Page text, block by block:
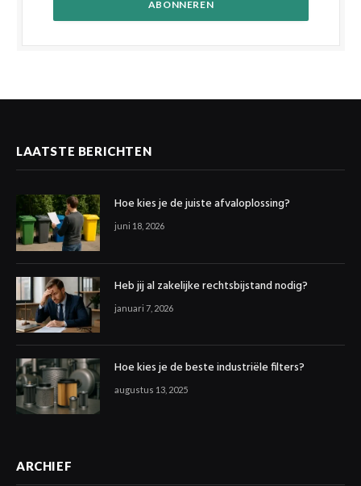
LAATSTE BERICHTEN
Hoe kies je de juiste afvaloplossing?
juni 18, 2026
Heb jij al zakelijke rechtsbijstand nodig?
januari 7, 2026
Hoe kies je de beste industriële filters?
augustus 13, 2025
ARCHIEF